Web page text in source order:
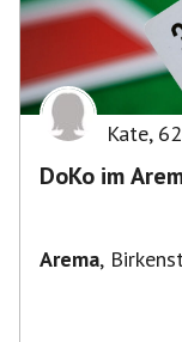
Kate, 62
DoKo im
Arema,